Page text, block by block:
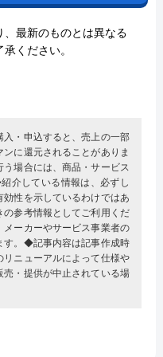
最新のものとは異なる
ください。
・申込すると、売上の一部
に還元されることがありま
場合には、商品・サービス
介している情報は、必ずし
性を示しているわけではあ
の参考情報としてご利用くだ
ーカーやサービス事業者の
す。◆記事内容は記事作成時
ニューアルによって仕様や
・提供が中止されている場